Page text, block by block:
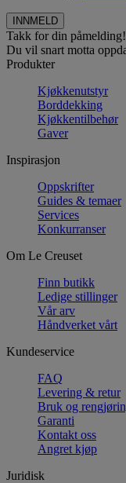
Takk for din påmelding!
Du vil snart motta
Produkter
Kjøkkenutstyr
Borddekking
Kjøkkentilbehør
Gaver
Inspirasjon
Oppskrifter
Guides & temaer
Services
Konkurranser
Om Le Creuset
Finn butikk
Ledige stillinger
Vår arv
Håndverket vårt
Kundeservice
FAQ
Levering & retur
Bruk og
Garanti
Kontakt oss
Angret kjøp
Juridisk